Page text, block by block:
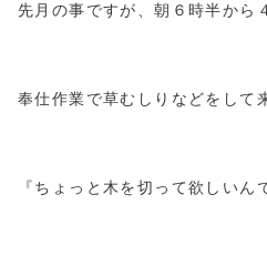
先月の事ですが、朝６時半から
奉仕作業で草むしりなどをして
『ちょっと木を切って欲しいん